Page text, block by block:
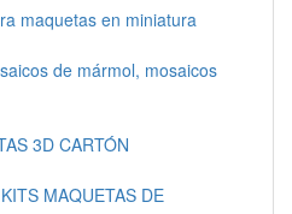
maquetas en miniatura
de mármol, mosaicos
3D CARTÓN
MAQUETAS DE